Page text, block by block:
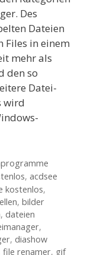
Des
Dateien
Files in einem
mehr als
den so
Datei-
wird
, acdsee
kostenlos,
, bilder
, dateien
,
, diashow
file renamer, gif